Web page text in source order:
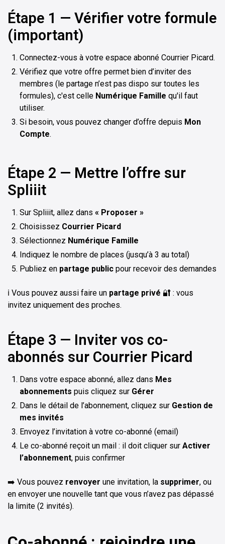
Étape 1 — Vérifier votre formule
(important)
Connectez-vous à votre espace abonné Courrier Picard.
Vérifiez que votre offre permet bien d’inviter des
membres (le partage n’est pas dispo sur toutes les
formules), c'est celle Numérique Famille qu'il faut
utiliser.
Si besoin, vous pouvez changer d’offre depuis Mon
Compte.
Étape 2 — Mettre l’offre sur
Spliiit
Sur Spliiit, allez dans « Proposer »
Choisissez Courrier Picard
Sélectionnez Numérique Famille
Indiquez le nombre de places (jusqu’à 3 au total)
Publiez en partage public pour recevoir des demandes
ℹ️ Vous pouvez aussi faire un partage privé 🔐 : vous
invitez uniquement des proches.
Étape 3 — Inviter vos co-
abonnés sur Courrier Picard
Dans votre espace abonné, allez dans Mes
abonnements puis cliquez sur Gérer
Dans le détail de l’abonnement, cliquez sur Gestion de
mes invités
Envoyez l’invitation à votre co-abonné (email)
Le co-abonné reçoit un mail : il doit cliquer sur Activer
l’abonnement, puis confirmer
➡️ Vous pouvez renvoyer une invitation, la supprimer, ou
en envoyer une nouvelle tant que vous n’avez pas dépassé
la limite (2 invités).